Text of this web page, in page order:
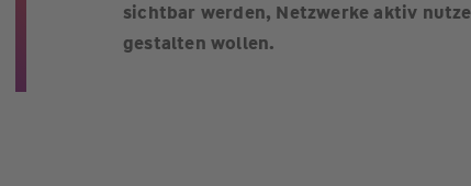
sichtbar werden, Netzwerke aktiv
gestalten wollen.